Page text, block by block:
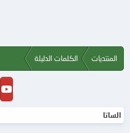
المنتديات الكلمات الدليلة
الساتا